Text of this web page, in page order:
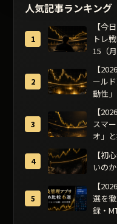
人気記事ランキング
【今
トレ
15（月
【
ール
動性
【
スマ
オ」
【初
いの
【
選を
録・